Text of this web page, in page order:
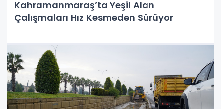
Kahramanmaraş’ta Yeşil Alan
Çalışmaları Hız Kesmeden Sürüyor